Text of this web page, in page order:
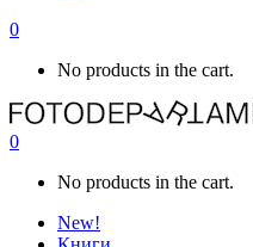
0
No products in the cart.
0
No products in the cart.
New!